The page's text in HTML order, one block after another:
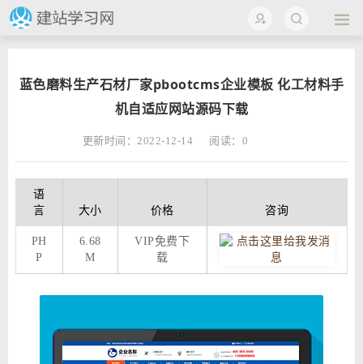
蓝色磨料生产石材厂家pbootcms企业模板 化工材料手
机自适应网站源码下载
更新时间：2022-12-14 阅读： 0
语
言
大小 价格 咨询
PH
P
6.68
M
VIP免费下
载